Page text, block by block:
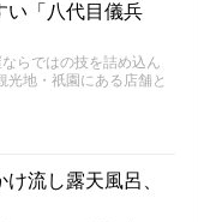
い「八代目儀兵
らではの技を詰め込ん
地・祇園にある店舗と
流し露天風呂、